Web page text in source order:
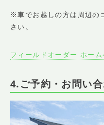
※車でお越しの方は周辺の
さい。
フィールドオーダー ホーム
4.ご予約・お問い